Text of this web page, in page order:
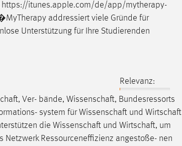
https://itunes.apple.com/de/app/mytherapy-
addressiert viele Gründe für
Unterstützung für Ihre Studierenden
Relevanz:
, Ver- bände, Wissenschaft, Bundesressorts
system fürWissenschaft und Wirtschaft
die Wissenschaft und Wirtschaft, um
Netzwerk Ressourceneffizienz angestoße- nen